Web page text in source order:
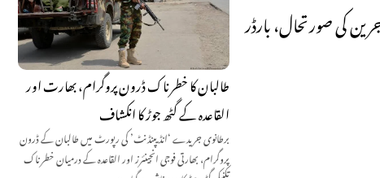
طالبان کا خطرناک ڈرون پروگرام، بھارت اور
القاعدہ کے گٹھ جوڑ کا انکشاف
برطانوی جریدے ‘انڈیپنڈنٹ’ کی رپورٹ میں طالبان کے ڈرون
پروگرام، بھارتی فوجی انجینئرز اور القاعدہ کے درمیان خطرناک
کی صورتحال، بارڈر